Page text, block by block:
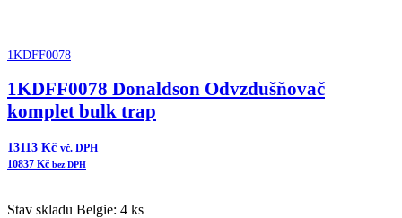
1KDFF0078
1KDFF0078 Donaldson Odvzdušňovač
komplet bulk trap
13113 Kč vč. DPH
10837 Kč bez DPH
Stav skladu Belgie: 4 ks